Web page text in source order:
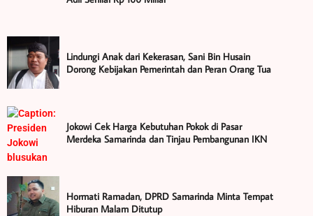
Lindungi Anak dari Kekerasan, Sani Bin Husain
Dorong Kebijakan Pemerintah dan Peran Orang Tua
Jokowi Cek Harga Kebutuhan Pokok di Pasar
Merdeka Samarinda dan Tinjau Pembangunan IKN
Hormati Ramadan, DPRD Samarinda Minta Tempat
Hiburan Malam Ditutup